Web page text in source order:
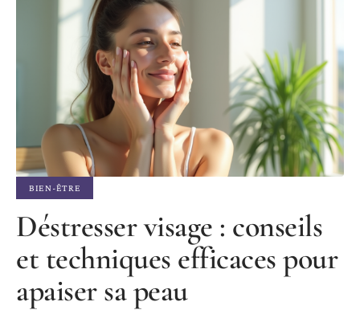
BIEN-ÊTRE
Déstresser visage : conseils
et techniques efficaces pour
apaiser sa peau